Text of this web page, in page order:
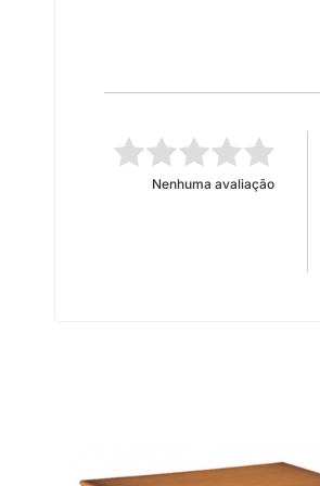
Nenhuma avaliação